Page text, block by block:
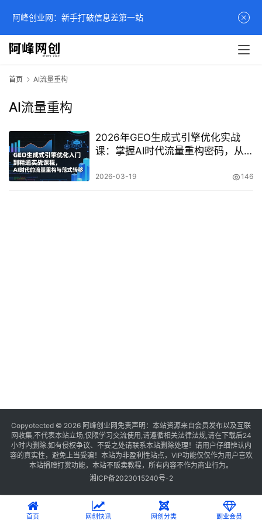
首页 AI流量重构
AI流量重构
2026年GEO生成式引擎优化实战
课：掌握AI时代流量重构密码，从
2026-03-19 146
Copyotected © 2026 阿峰创业网 免责声明：本站资源来自会员发布以及互联
网收集,不代表本站立场,仅限学习交流使用,请遵循相关法律法规,请在下载后24
小时内删除.如有侵权争议、不妥之处请联系本站删除处理！请用户仔细辨认内
容的真实性，避免上当受骗！本站为非盈利性站点，VIP功能仅仅作为用户喜欢
本站捐赠打赏功能，本站不贩卖教程，所有内容不作为商业行为。
湘ICP备2023015240号-2
首页 网创快讯 网创分类 副业会员
阿峰创业网：新手打破信息差第一站